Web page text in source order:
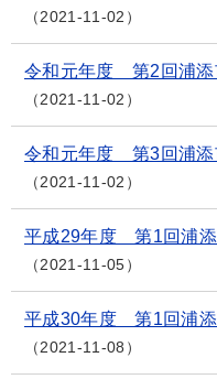
2021-11-02
令和元年度 第2回浦添
2021-11-02
令和元年度 第3回浦添
2021-11-02
平成29年度 第1回浦添
2021-11-05
平成30年度 第1回浦添
2021-11-08